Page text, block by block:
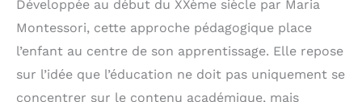
Développée au début du XXème siècle par Maria
Montessori, cette approche pédagogique place
l’enfant au centre de son apprentissage. Elle repose
sur l’idée que l’éducation ne doit pas uniquement se
concentrer sur le contenu académique, mais